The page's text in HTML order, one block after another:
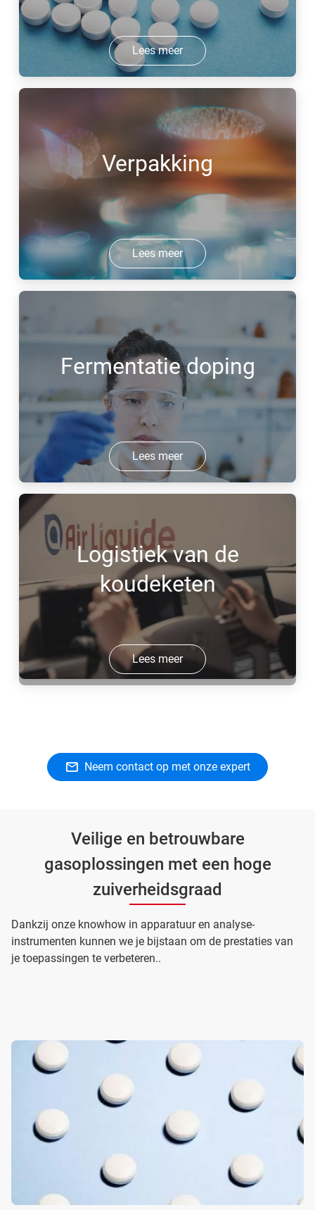
Lees meer
Verpakking
Lees meer
Fermentatie doping
Lees meer
Logistiek van de
koudeketen
Lees meer
Neem contact op met onze expert
Veilige en betrouwbare
gasoplossingen met een hoge
zuiverheidsgraad
Dankzij onze knowhow in apparatuur en analyse-
instrumenten kunnen we je bijstaan om de prestaties van
je toepassingen te verbeteren..